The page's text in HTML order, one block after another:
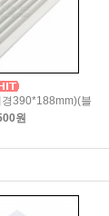
390*188mm)(블
원